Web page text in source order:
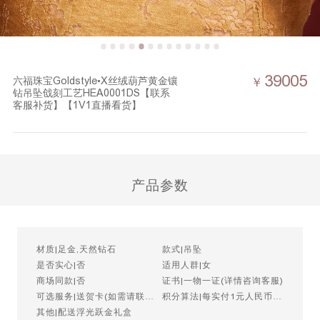
六福珠宝Goldstyle•X丝绒葫芦黄金镶
钻吊坠戗刻工艺HEA0001DS【联系
客服补货】【1V1直播看货】
￥ 39005
产品参数
材质|足金,天然钻石
款式|吊坠
是否实心|否
适用人群|女
商场同款|否
证书|一物一证(详情咨询客服)
可选服务|送贺卡(如需请联系
客服)
积分算法|每实付1元人民币=1
其他|配送浮光跃金礼盒